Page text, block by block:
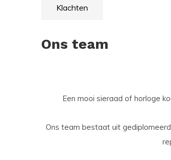
Klachten
Ons team
Een mooi sieraad of horloge
Ons team bestaat uit